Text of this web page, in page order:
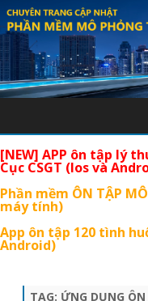
[NEW] APP ôn tập lý
Cục CSGT (Ios và
Phần mềm ÔN TẬP
máy tính)
App ôn tập 120 tình
Android)
TAG: ỨNG DỤNG